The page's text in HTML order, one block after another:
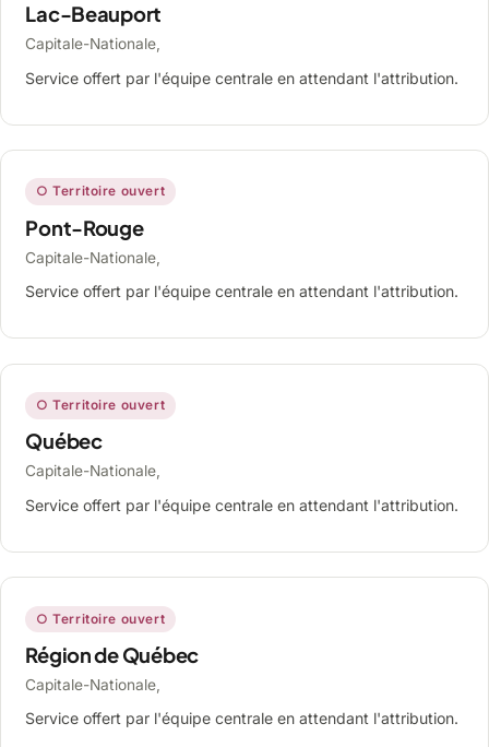
Lac-Beauport
Capitale-Nationale,
Service offert par l'équipe centrale en attendant l'attribution.
○ Territoire ouvert
Pont-Rouge
Capitale-Nationale,
Service offert par l'équipe centrale en attendant l'attribution.
○ Territoire ouvert
Québec
Capitale-Nationale,
Service offert par l'équipe centrale en attendant l'attribution.
○ Territoire ouvert
Région de Québec
Capitale-Nationale,
Service offert par l'équipe centrale en attendant l'attribution.